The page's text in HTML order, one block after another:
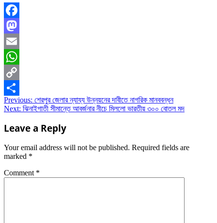
Facebook
Mastodon
Email
WhatsApp
Copy
Link
Share
Post
Previous: শেরপুর জেলার ন্যায্য উন্নয়নের দাবীতে নাগরিক মানববন্ধন
Next: ঝিনাইগাতী সীমান্তে আবর্জনার নীচে মিললো ভারতীয় ৩০০ বোতল মদ
Leave a Reply
Your email address will not be published. Required fields are
marked *
Comment *